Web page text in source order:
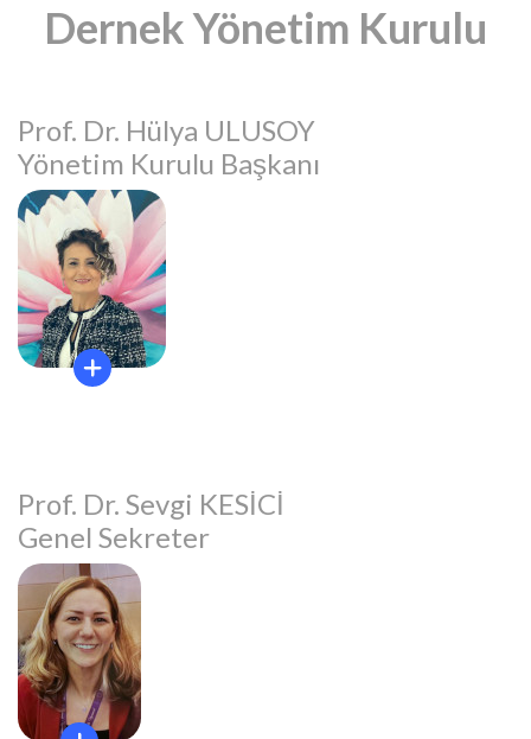
Dernek Yönetim Kurulu
Prof. Dr. Hülya ULUSOY
Yönetim Kurulu Başkanı
Prof. Dr. Sevgi KESİCİ
Genel Sekreter